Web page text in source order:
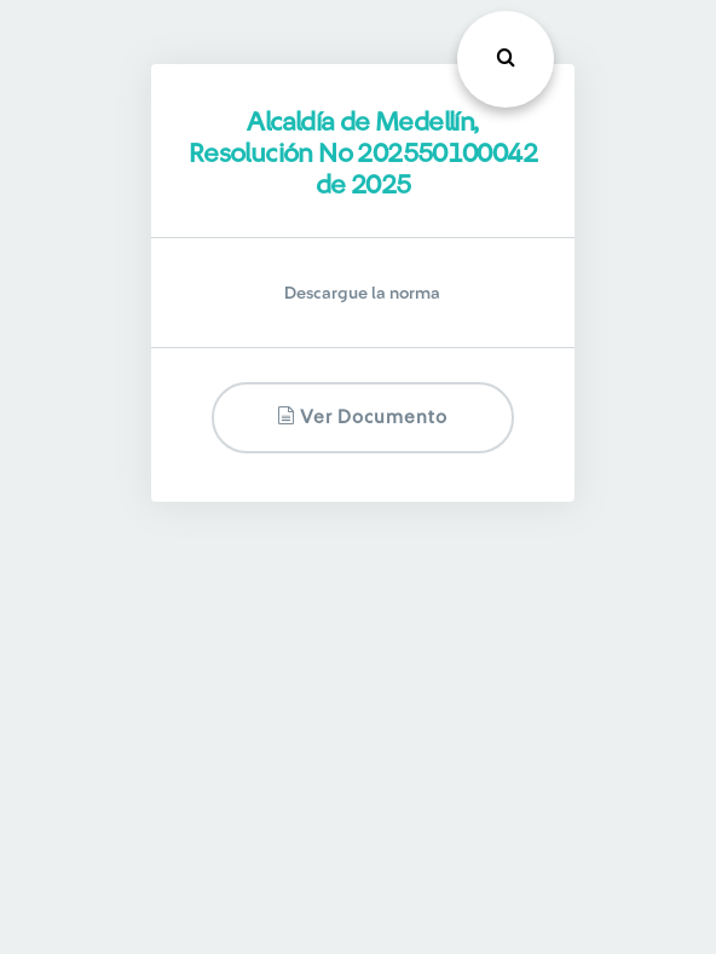
Alcaldía de Medellín,
Resolución No 202550100042
de 2025
Descargue la norma
Ver Documento